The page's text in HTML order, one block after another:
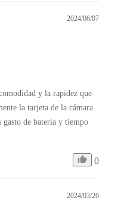
2024/06/07
y la rapidez que
la tarjeta de la cámara
de batería y tiempo
0
2024/03/26